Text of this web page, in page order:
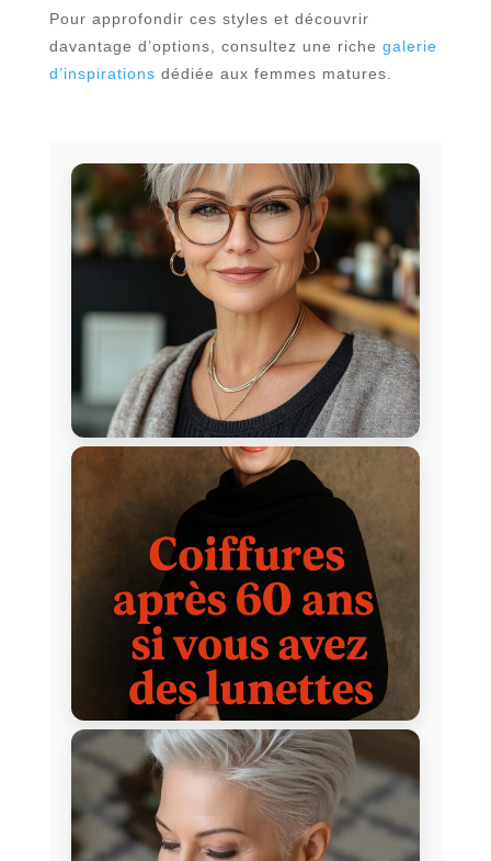
Pour approfondir ces styles et découvrir
davantage d’options, consultez une riche galerie
d’inspirations dédiée aux femmes matures.